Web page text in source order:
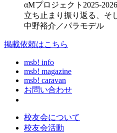
αMプロジェクト2025-2026
立ち止まり振り返る、そ
中野裕介／パラモデル
掲載依頼はこちら
msb! info
msb! magazine
msb! caravan
お問い合わせ
校友会について
校友会活動